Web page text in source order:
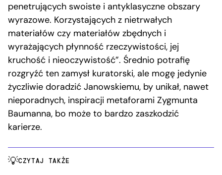
penetrujących swoiste i antyklasyczne obszary
wyrazowe. Korzystających z nietrwałych
materiałów czy materiałów zbędnych i
wyrażających płynność rzeczywistości, jej
kruchość i nieoczywistość”. Średnio potrafię
rozgryźć ten zamysł kuratorski, ale mogę jedynie
życzliwie doradzić Janowskiemu, by unikał, nawet
nieporadnych, inspiracji metaforami Zygmunta
Baumanna, bo może to bardzo zaszkodzić
karierze.
CZYTAJ TAKŻE